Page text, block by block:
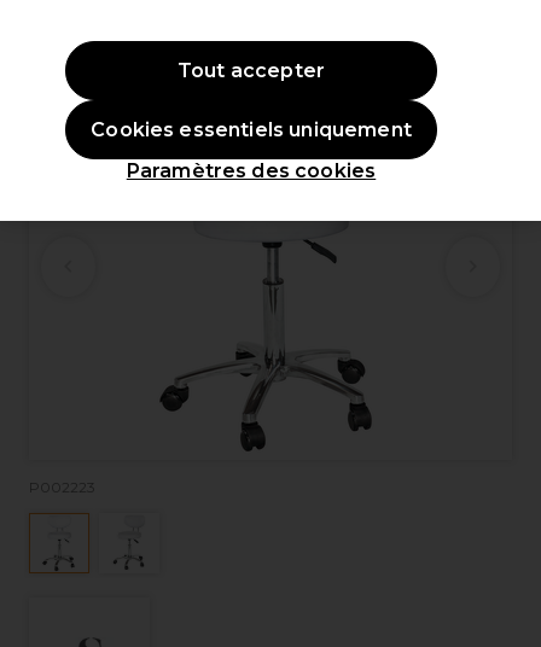
OFFRE
P002223
Paramètres des cookies
Cookies essentiels uniquement
Tout accepter